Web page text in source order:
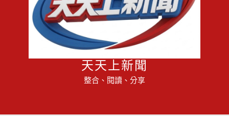
天天上新聞
整合、閱讀、分享